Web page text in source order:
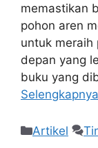
memastikan
pohon aren
untuk meraih
depan yang
buku yang
Selengkapnya
Artikel